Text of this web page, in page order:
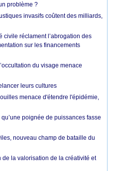
problème ?
invasifs coûtent des milliards,
civile réclament l’abrogation des
sur les financements
du visage menace
leurs cultures
menace d'étendre l'épidémie,
poignée de puissances fasse
nouveau champ de bataille du
la valorisation de la créativité et